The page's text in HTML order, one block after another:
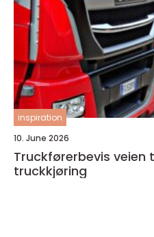
inspiration
10. June 2026
Truckførerbevis veien til trygg og effektiv
truckkjøring